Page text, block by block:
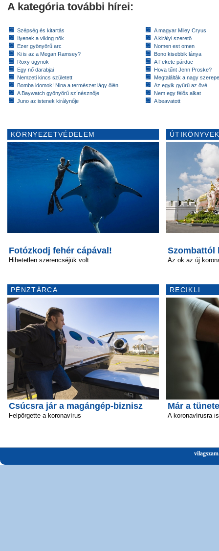
A kategória további hírei:
Szépség és kitartás
Ilyenek a viking nők
Ezer gyönyörű arc
Ki is az a Megan Ramsey?
Roxy ügynök
Egy nő darabjai
Nemzeti kincs született
Bomba idomok! Nina a természet lágy ölén
A Baywatch gyönyörű színésznője
Juno az istenek királynője
A magyar Miley Cryus
A királyi szerető
Nomen est omen
Bono kisebbik lánya
A Fekete párduc
Hova tűnt Jenn Proske?
Megtalálták a nagy
Az egyik gyűrű az övé
Nem egy félős alkat
A beavatott
KÖRNYEZETVÉDELEM
Fotózkodj fehér cápával!
Hihetetlen szerencséjük volt
PÉNZTÁRCA
Csúcsra jár a magángép-biznisz
Felpörgette a koronavírus
Szombattól
Az ok az új
RECIKLI
Már a
A koronavírusra